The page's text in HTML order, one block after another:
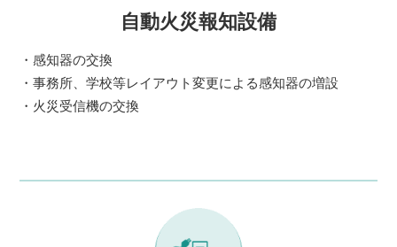
自動火災報知設備
・感知器の交換
・事務所、学校等レイアウト変更による感知器の増設
・火災受信機の交換